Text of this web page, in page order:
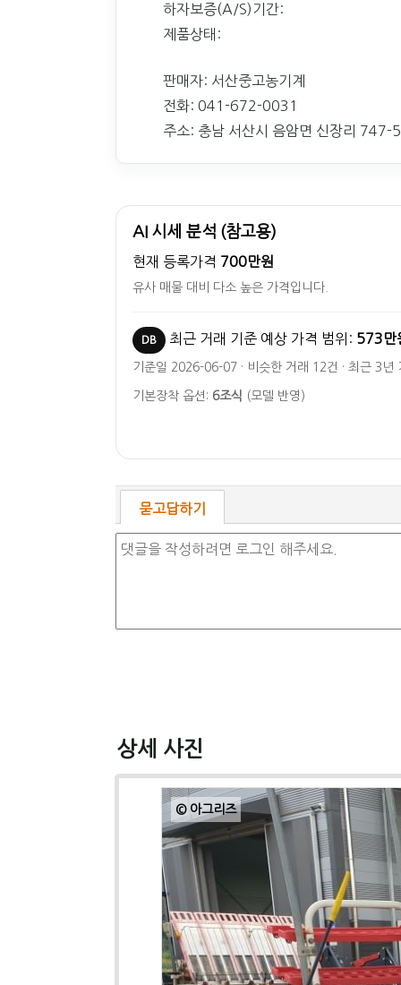
하자보증(A/S)기간:
제품상태:
판매자: 서산중고농기계
전화: 041-672-0031
주소: 충남 서산시 음암면 신장리 747-
AI 시세 분석 (참고용)
현재 등록가격 700만원
유사 매물 대비 다소 높은 가격입니다.
DB 최근 거래 기준 예상 가격 범위: 573만
기준일 2026-06-07 · 비슷한 거래 12건 · 최근 3년
기본장착 옵션: 6조식 (모델 반영)
묻고답하기
상세 사진
© 아그리즈